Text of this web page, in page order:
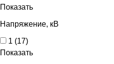
Показать
Напряжение, кВ
1 (17)
Показать